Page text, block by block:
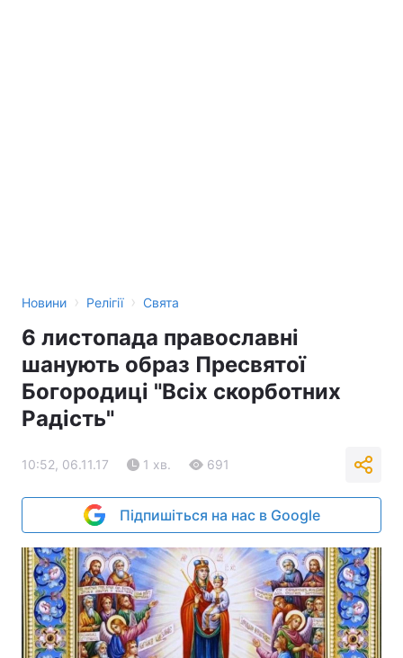
Новини › Релігії › Свята
6 листопада православні
шанують образ Пресвятої
Богородиці "Всіх скорботних
Радість"
10:52, 06.11.17 1 хв. 691
Підпишіться на нас в Google